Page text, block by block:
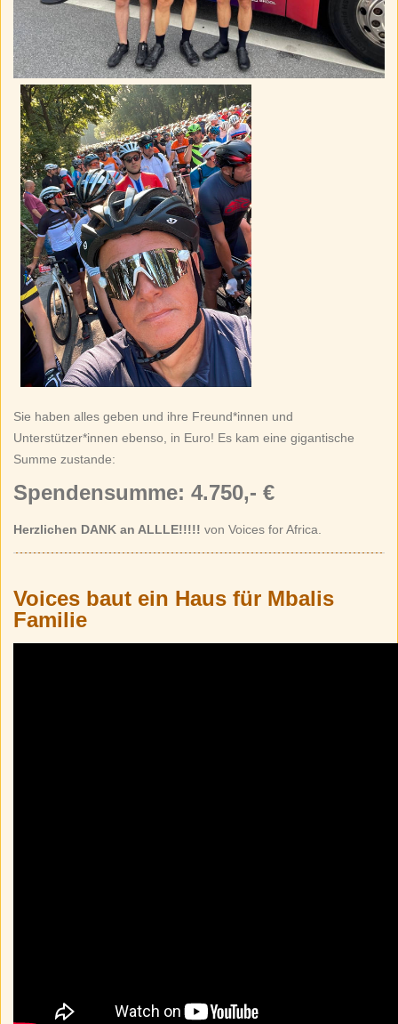
Sie haben alles geben und ihre Freund*innen und
Unterstützer*innen ebenso, in Euro! Es kam eine gigantische
Summe zustande:
Spendensumme: 4.750,- €
Herzlichen DANK an ALLLE!!!!! von Voices for Africa.
Voices baut ein Haus für Mbalis
Familie